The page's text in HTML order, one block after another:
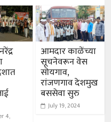
4,
आमदार काळेंच्या
सूचनेवरून वेस
सोयगाव,
रांजणगाव देशमुख
बससेवा सुरु
July 19, 2024